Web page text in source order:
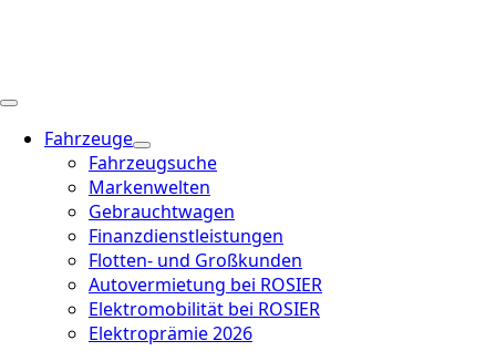
Fahrzeuge
Fahrzeugsuche
Markenwelten
Gebrauchtwagen
Finanzdienstleistungen
Flotten- und Großkunden
Autovermietung bei ROSIER
Elektromobilität bei ROSIER
Elektroprämie 2026